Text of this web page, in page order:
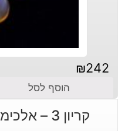
₪242
הוסף לסל
קריון 3 – אלכימיה של הרוח האנושית